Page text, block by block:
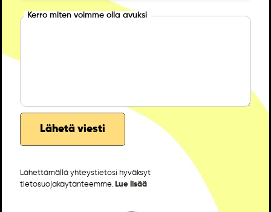
Kerro miten voimme olla avuksi
Lähettämällä yhteystietosi hyväksyt
tietosuojakäytänteemme. Lue lisää